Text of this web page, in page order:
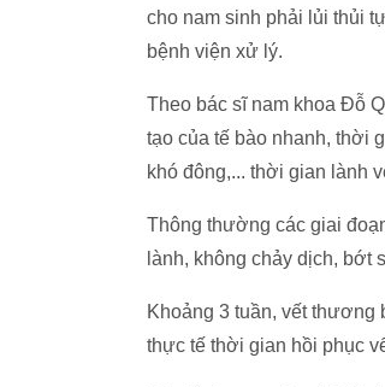
cho nam sinh phải lủi thủi
bệnh viện xử lý.
Theo bác sĩ nam khoa Đỗ
tạo của tế bào nhanh, thời
khó đông,... thời gian lành
Thông thường các giai
lành, không chảy dịch, bớt
Khoảng 3 tuần, vết thương
thực tế thời gian hồi phục